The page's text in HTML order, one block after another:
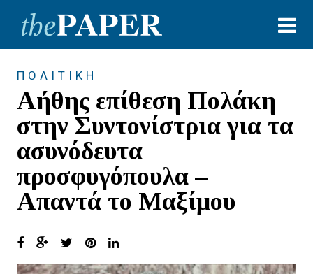
ΠΟΛΙΤΙΚΗ
Αήθης επίθεση Πολάκη
στην Συντονίστρια για τα
ασυνόδευτα
προσφυγόπουλα –
Απαντά το Μαξίμου